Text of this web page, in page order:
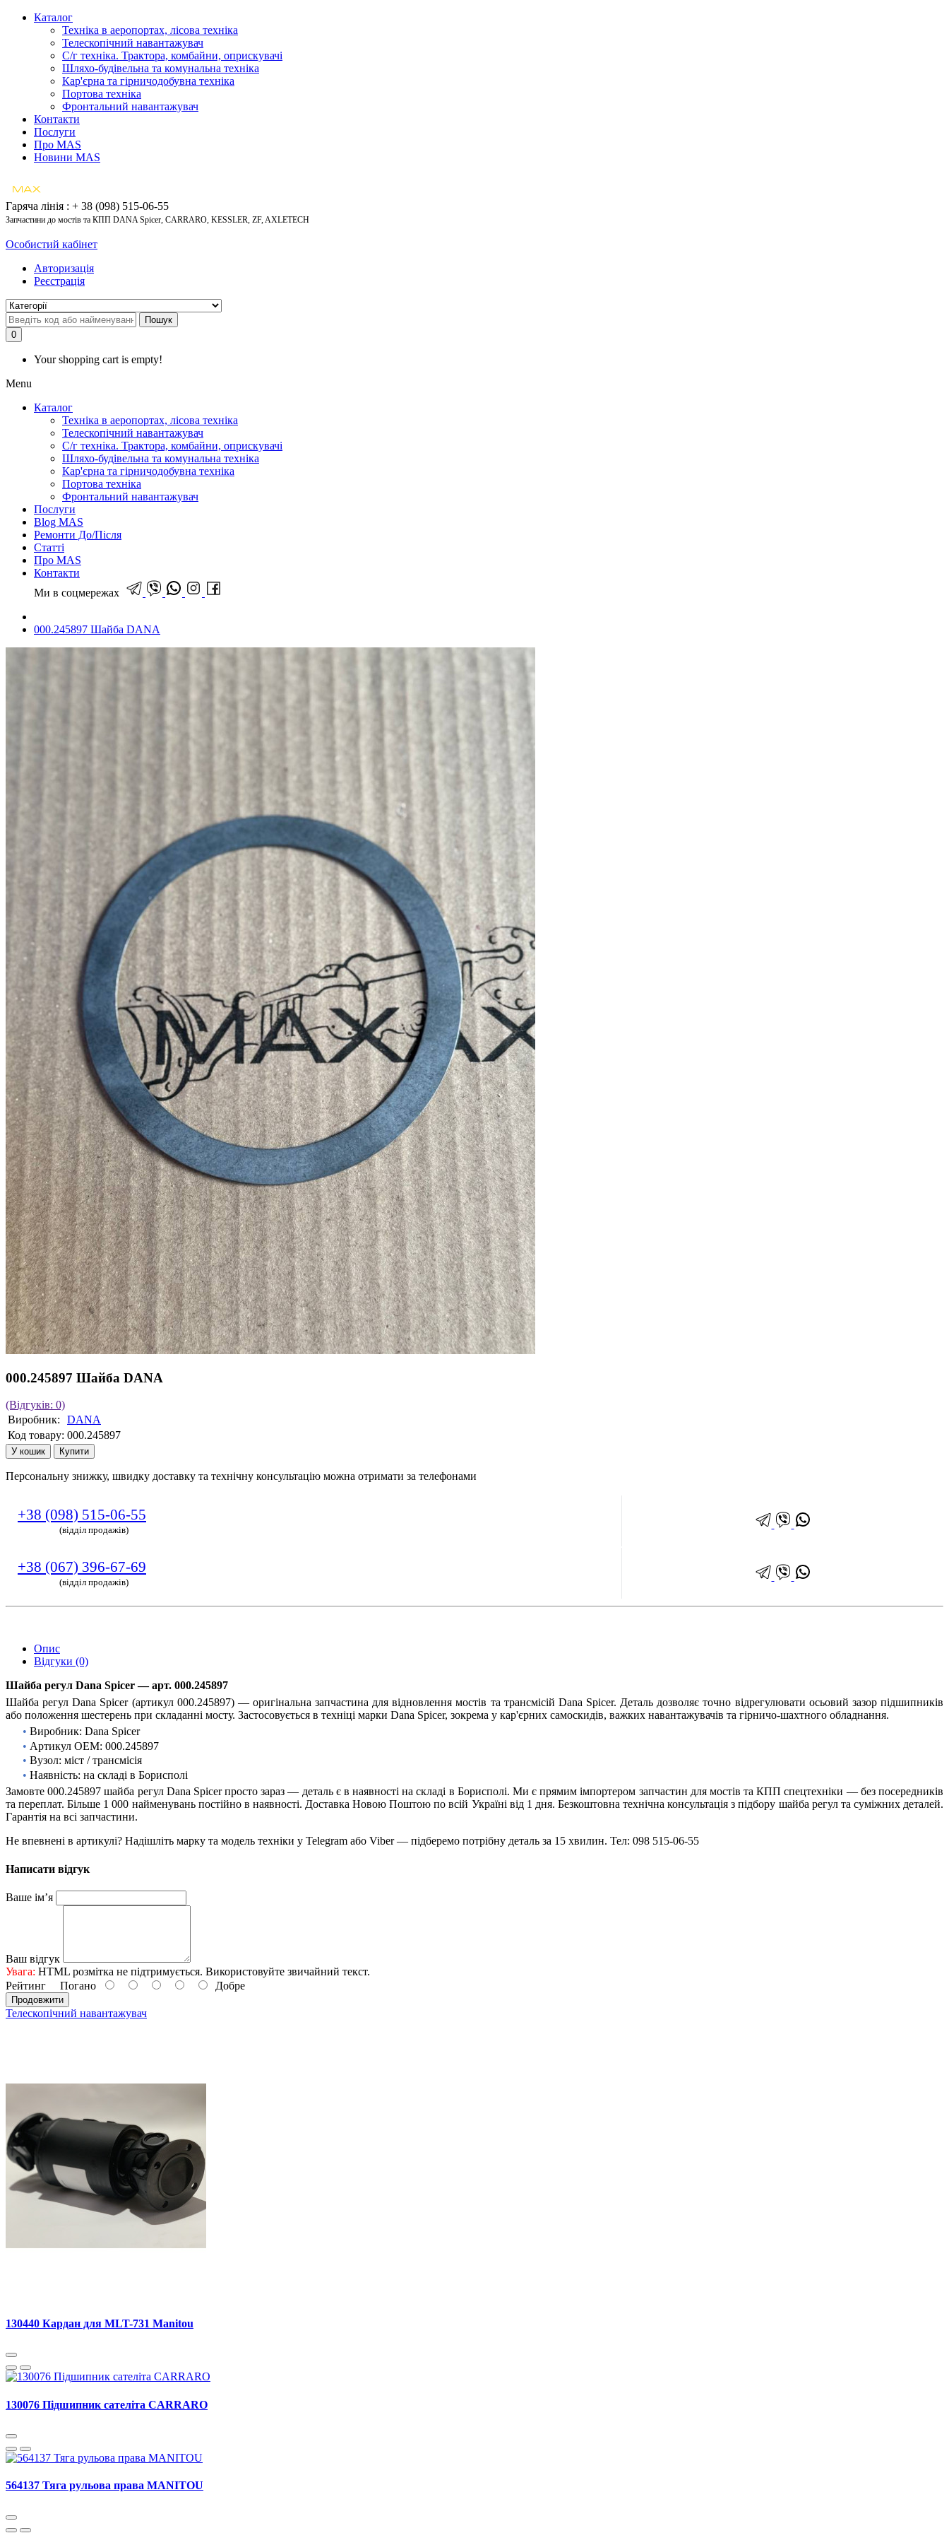
Каталог
Техніка в аеропортах, лісова техніка
Телескопічний навантажувач
С/г техніка. Трактора, комбайни, оприскувачі
Шляхо-будівельна та комунальна техніка
Кар'єрна та гірничодобувна техніка
Портова техніка
Фронтальний навантажувач
Контакти
Послуги
Про MAS
Новини MAS
Гаряча лінія : + 38 (098) 515-06-55
Запчастини до мостів та КПП DANA Spicer, CARRARO, KESSLER, ZF, AXLETECH
Особистий кабінет
Авторизація
Реєстрація
Пошук
0
Your shopping cart is empty!
Menu
Каталог
Техніка в аеропортах, лісова техніка
Телескопічний навантажувач
С/г техніка. Трактора, комбайни, оприскувачі
Шляхо-будівельна та комунальна техніка
Кар'єрна та гірничодобувна техніка
Портова техніка
Фронтальний навантажувач
Послуги
Blog MAS
Ремонти До/Після
Статті
Про MAS
Контакти
Ми в соцмережах
000.245897 Шайба DANA
000.245897 Шайба DANA
(Відгуків: 0)
Виробник:
DANA
Код товару: 000.245897
У кошик Купити
Персональну знижку, швидку доставку та технічну консультацію можна отримати за телефонами
+38 (098) 515-06-55
(відділ продажів)
+38 (067) 396-67-69
(відділ продажів)
Опис
Відгуки (0)
Шайба регул Dana Spicer — арт. 000.245897
Шайба регул Dana Spicer (артикул 000.245897) — оригінальна запчастина для відновлення мостів та трансмісій Dana Spicer. Деталь дозволяє точно відрегулювати осьовий зазор підшипників
або положення шестерень при складанні мосту. Застосовується в техніці марки Dana Spicer, зокрема у кар'єрних самоскидів, важких навантажувачів та гірничо-шахтного обладнання.
• Виробник: Dana Spicer
• Артикул OEM: 000.245897
• Вузол: міст / трансмісія
• Наявність: на складі в Борисполі
Замовте 000.245897 шайба регул Dana Spicer просто зараз — деталь є в наявності на складі в Борисполі. Ми є прямим імпортером запчастин для мостів та КПП спецтехніки — без посередників
та переплат. Більше 1 000 найменувань постійно в наявності. Доставка Новою Поштою по всій Україні від 1 дня. Безкоштовна технічна консультація з підбору шайба регул та суміжних деталей.
Гарантія на всі запчастини.
Не впевнені в артикулі? Надішліть марку та модель техніки у Telegram або Viber — підберемо потрібну деталь за 15 хвилин. Тел: 098 515-06-55
Написати відгук
Ваше ім’я
Ваш відгук
Увага: HTML розмітка не підтримується. Використовуйте звичайний текст.
Рейтинг Погано Добре
Продовжити
Телескопічний навантажувач
130440 Кардан для MLT-731 Manitou
130076 Підшипник сателіта CARRARO
564137 Тяга рульова права MANITOU